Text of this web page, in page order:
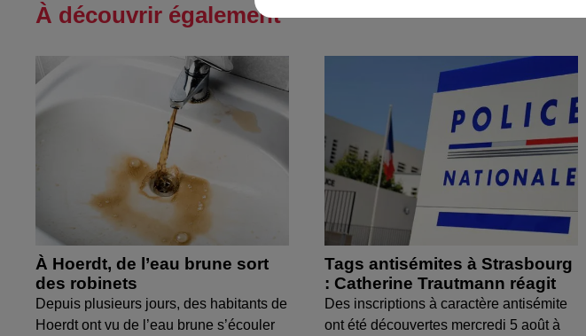
À découvrir également
À Hoerdt, de l’eau brune sort
des robinets
Depuis plusieurs jours, des habitants de
Hoerdt ont vu de l’eau brune s’écouler
Tags antisémites à Strasbourg
: Catherine Trautmann réagit
Des inscriptions à caractère antisémite
ont été découvertes mercredi 5 août à